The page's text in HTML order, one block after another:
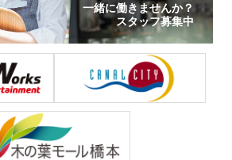
一緒に働きませんか？
スタッフ募集中